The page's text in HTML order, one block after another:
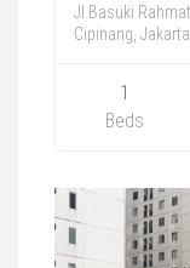
Jl.Basuki
Cipinang,
1
Beds